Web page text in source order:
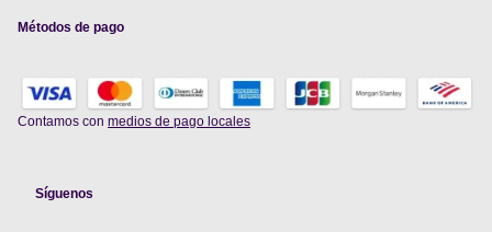
Métodos de pago
Contamos con medios de pago locales
Síguenos